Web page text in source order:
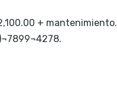
+ mantenimiento.